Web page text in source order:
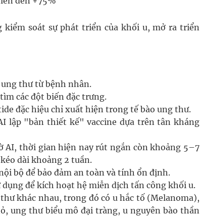
kiểm soát sự phát triển của khối u, mở ra triển
thư từ bệnh nhân.
các đột biến đặc trưng.
đặc hiệu chỉ xuất hiện trong tế bào ung thư.
lập "bản thiết kế" vaccine dựa trên tân kháng
AI, thời gian hiện nay rút ngắn còn khoảng 5–7
dài khoảng 2 tuần.
bộ để bảo đảm an toàn và tính ổn định.
để kích hoạt hệ miễn dịch tấn công khối u.
khác nhau, trong đó có u hắc tố (Melanoma),
ung thư biểu mô đại tràng, u nguyên bào thần